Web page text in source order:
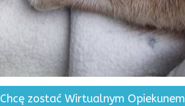
Chcę zostać Wirtualnym Opiekunem